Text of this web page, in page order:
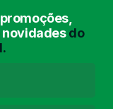
promoções,
novidadesdo